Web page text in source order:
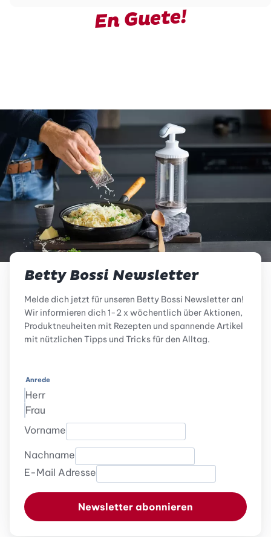
En Guete!
Betty Bossi Newsletter
Melde dich jetzt für unseren Betty Bossi Newsletter an!
Wir informieren dich 1-2 x wöchentlich über Aktionen,
Produktneuheiten mit Rezepten und spannende Artikel
mit nützlichen Tipps und Tricks für den Alltag.
Anrede
Herr
Frau
Vorname
Nachname
E-Mail Adresse
Newsletter abonnieren